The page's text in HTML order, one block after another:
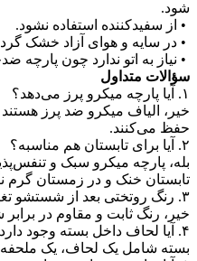
استفاده نشود.
و هوای آزاد خشک گردد.
اتو ندارد چون پارچه ضدچروک
میکرو ضد پرز هستند و پس از
میکرو سبک و تنفس‌پذیر است و
و در زمستان گرم نگه
و مقاوم در برابر شستشو
یک لحاف، یک ملحفه و دو عدد